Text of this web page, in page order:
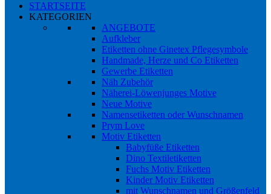
STARTSEITE
KATEGORIEN
ANGEBOTE
Aufkleber
Etiketten ohne Ginetex Pflegesymbole
Handmade, Herze und Co Etiketten
Gewerbe Etiketten
Näh Zubehör
Näherei-Löwenjunges Motive
Neue Motive
Namensetiketten oder Wunschnamen
Prym Love
Motiv Etiketten
Babyfüße Etiketten
Dino Textiletiketten
Fuchs Motiv Etiketten
Kinder Motiv Etiketten
mit Wunschnamen und Größenfeld